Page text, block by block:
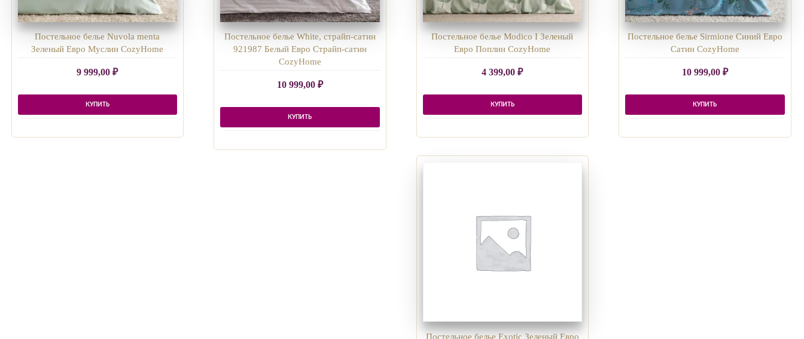
Постельное белье Nuvola menta
Зеленый Евро Муслин CozyHome
9 999,00₽
КУПИТЬ
Постельное белье White, страйп-сатин
921987 Белый Евро Страйп-сатин
CozyHome
10 999,00 ₽
КУПИТЬ
Постельное белье Modico I Зеленый
Евро Поплин CozyHome
4 399,00₽
КУПИТЬ
Постельное белье Sirmione Синий Евро
Сатин CozyHome
10 999,00 ₽
КУПИТЬ
Постельное белье Exotic Зеленый Евро